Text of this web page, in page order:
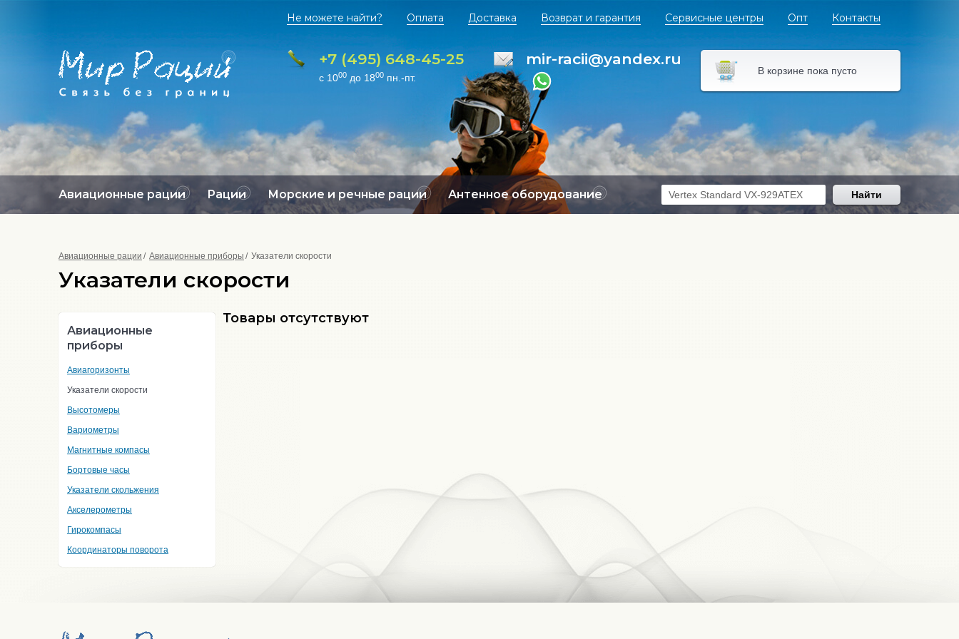
Не можете найти? Оплата Доставка Возврат и гарантия Сервисные центры Опт Контакты
+7 (495) 648-45-25
с 1000 до 1800 пн.-пт.
mir-racii@yandex.ru
В корзине пока пусто
Авиационные рации Рации Морские и речные рации Антенное оборудование Найти
Авиационные рации Авиационные приборы Указатели скорости
Указатели скорости
Авиационные
приборы
Авиагоризонты
Указатели скорости
Высотомеры
Вариометры
Магнитные компасы
Бортовые часы
Указатели скольжения
Акселерометры
Гирокомпасы
Координаторы поворота
Товары отсутствуют